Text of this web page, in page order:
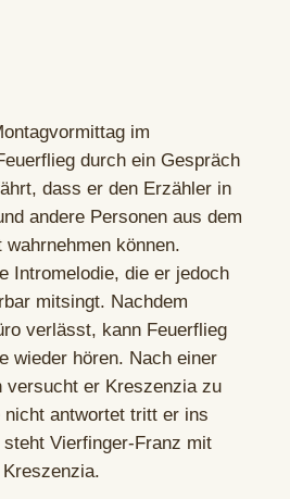
im
durch ein Gespräch
dass er den Erzähler in
andere Personen aus dem
können.
Intromelodie, die er jedoch
mitsingt. Nachdem
verlässt, kann Feuerflieg
wieder hören. Nach einer
versucht er Kreszenzia zu
antwortet tritt er ins
Vierfinger-Franz mit